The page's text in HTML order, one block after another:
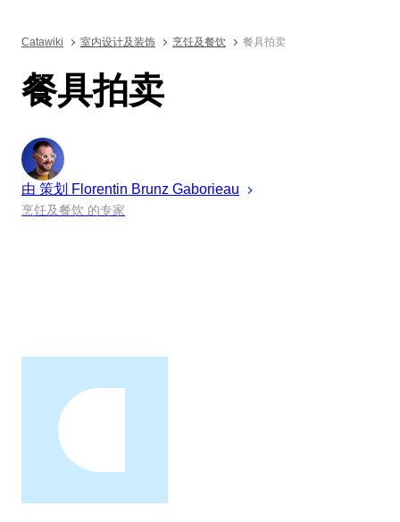
Catawiki 室内设计及装饰 烹饪及餐饮 餐具拍卖
餐具拍卖
由 策划 Florentin Brunz Gaborieau
烹饪及餐饮 的专家